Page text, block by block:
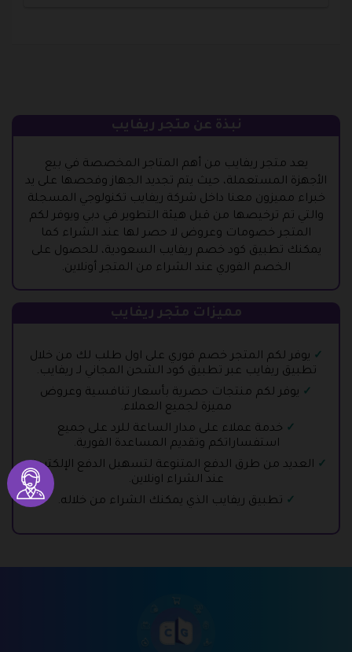
نبذة عن متجر ريفايب
يعد متجر ريفايب من أهم المتاجر المخصصة في بيع
الأجهزة المستعملة، حيث يتم تجديد الجهاز وفحصها على يد
خبراء مميزون معنا داخل شركة ريفايب تكنولوجي المسجلة
والتي تم ترخيصها من قبل هيئة التطوير في دبي ويوفر لكم
المتجر خصومات وعروض لا حصر لها عند الشراء كما
يمكنك تطبيق كود خصم ريفايب السعودية، للحصول على
الخصم الفوري عند الشراء من المتجر أونلاين.
مميزات متجر ريفايب
يوفر لكم المتجر خصم فوري على اول طلب لك من خلال
تطبيق ريفايب عبر تطبيق كود الشحن المجاني لـ ريفايب.
يوفر لكم منتجات حصرية بأسعار تنافسية وعروض
مميزة لجميع العملاء.
خدمة عملاء على مدار الساعة للرد على جميع
استفساراتكم وتقديم المساعدة الفورية.
العديد من طرق الدفع المتنوعة لتسهيل الدفع الإلكتروني
عند الشراء اونلاين.
تطبيق ريفايب الذي يمكنك الشراء من خلاله.